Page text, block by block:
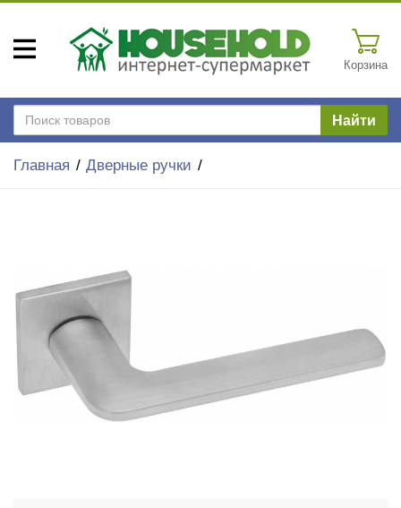
Корзина
Найти
Главная Дверные ручки